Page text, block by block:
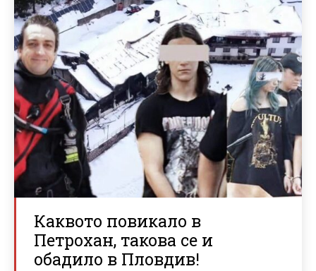
Каквото повикало в
Петрохан, такова се и
обадило в Пловдив!